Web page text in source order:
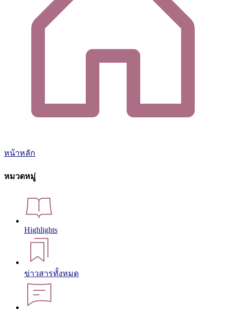
หน้าหลัก
หมวดหมู่
Highlights
ข่าวสารทั้งหมด